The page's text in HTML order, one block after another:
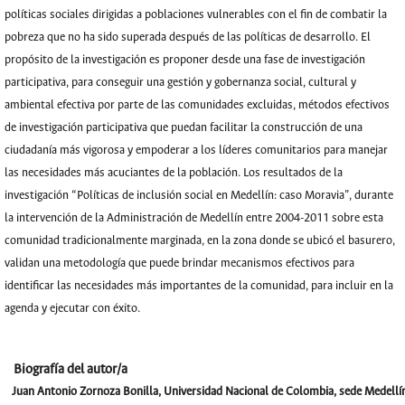
políticas sociales dirigidas a poblaciones vulnerables con el fin de combatir la
pobreza que no ha sido superada después de las políticas de desarrollo. El
propósito de la investigación es proponer desde una fase de investigación
participativa, para conseguir una gestión y gobernanza social, cultural y
ambiental efectiva por parte de las comunidades excluidas, métodos efectivos
de investigación participativa que puedan facilitar la construcción de una
ciudadanía más vigorosa y empoderar a los líderes comunitarios para manejar
las necesidades más acuciantes de la población. Los resultados de la
investigación “Políticas de inclusión social en Medellín: caso Moravia”, durante
la intervención de la Administración de Medellín entre 2004-2011 sobre esta
comunidad tradicionalmente marginada, en la zona donde se ubicó el basurero,
validan una metodología que puede brindar mecanismos efectivos para
identificar las necesidades más importantes de la comunidad, para incluir en la
agenda y ejecutar con éxito.
Biografía del autor/a
Juan Antonio Zornoza Bonilla, Universidad Nacional de Colombia, sede